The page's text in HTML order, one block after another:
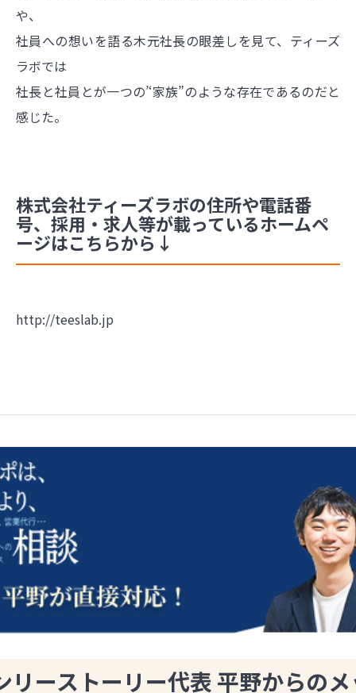
や、
社員への想いを語る木元社長の眼差しを見て、ティーズ
ラボでは
社長と社員とが一つの’‘家族”のような存在であるのだと
感じた。
株式会社ティーズラボの住所や電話番
号、採用・求人等が載っているホームペ
ージはこちらから↓
http://teeslab.jp
リーストーリー代表 平野からの